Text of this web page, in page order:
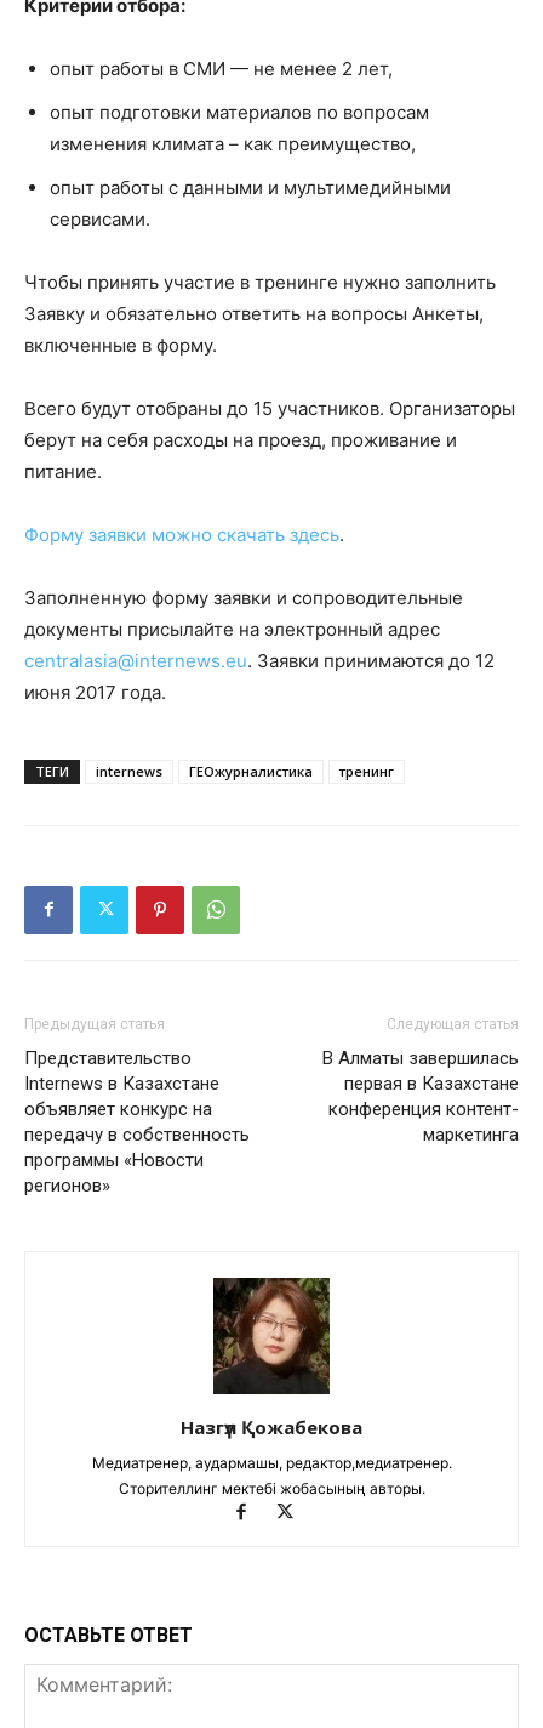
Критерии отбора:
опыт работы в СМИ — не менее 2 лет,
опыт подготовки материалов по вопросам
изменения климата – как преимущество,
опыт работы с данными и мультимедийными
сервисами.
Чтобы принять участие в тренинге нужно заполнить
Заявку и обязательно ответить на вопросы Анкеты,
включенные в форму.
Всего будут отобраны до 15 участников. Организаторы
берут на себя расходы на проезд, проживание и
питание.
Форму заявки можно скачать здесь.
Заполненную форму заявки и сопроводительные
документы присылайте на электронный адрес
centralasia@internews.eu. Заявки принимаются до 12
июня 2017 года.
ТЕГИ internews ГЕОжурналистика тренинг
Предыдущая статья
Представительство
Internews в Казахстане
объявляет конкурс на
передачу в собственность
программы «Новости
регионов»
Следующая статья
В Алматы завершилась
первая в Казахстане
конференция контент-
маркетинга
Назгүл Қожабекова
Медиатренер, аудармашы, редактор,медиатренер.
Сторителлинг мектебі жобасының авторы.
ОСТАВЬТЕ ОТВЕТ